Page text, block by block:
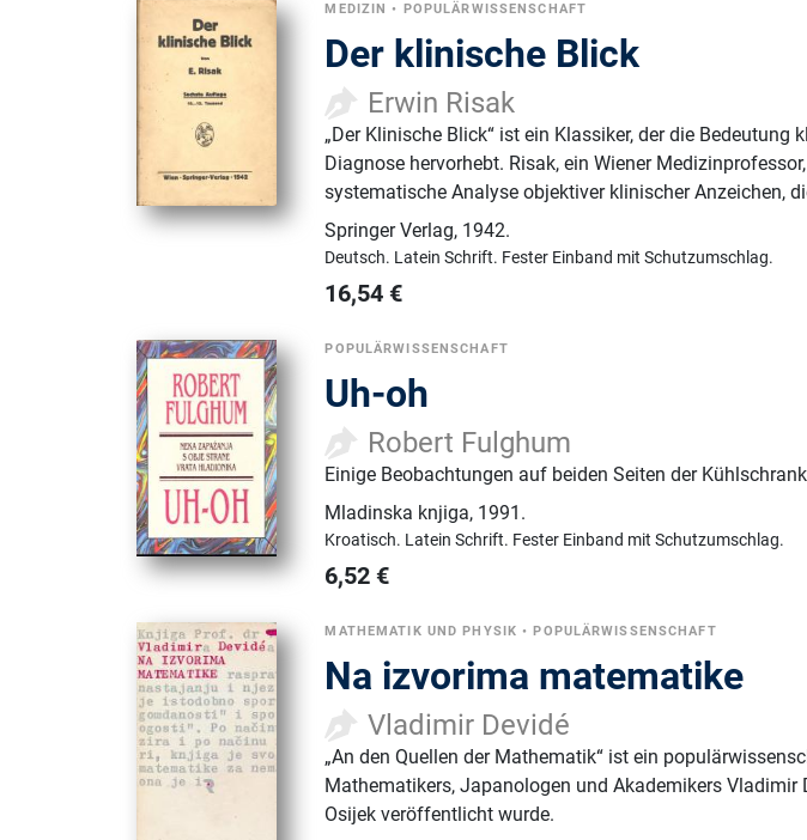
MEDIZIN • POPULÄRWISSENSCHAFT
Der klinische Blick
Erwin Risak
„Der Klinische Blick“ ist ein Klassiker, der die Bedeutung
Diagnose hervorhebt. Risak, ein Wiener
systematische Analyse objektiver klinischer Anzeichen,
Springer Verlag, 1942.
Deutsch. Latein Schrift. Fester Einband mit Schutzumschlag.
16,54 €
POPULÄRWISSENSCHAFT
Uh-oh
Robert Fulghum
Einige Beobachtungen auf beiden Seiten der
Mladinska knjiga, 1991.
Kroatisch. Latein Schrift. Fester Einband mit Schutzumschlag.
6,52 €
MATHEMATIK UND PHYSIK • POPULÄRWISSENSCHAFT
Na izvorima matematike
Vladimir Devidé
„An den Quellen der Mathematik“ ist ein
Mathematikers, Japanologen und Akademikers
Osijek veröffentlicht wurde.